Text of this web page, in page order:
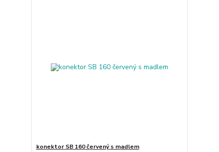
konektor SB 160 červený s madlem